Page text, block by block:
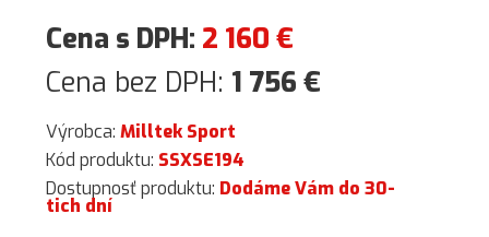
Cena s DPH: 2 160€
Cena bez DPH: 1 756€
Výrobca:Milltek Sport
Kód produktu: SSXSE194
Dostupnosť produktu: Dodáme Vám do 30-
tich dní